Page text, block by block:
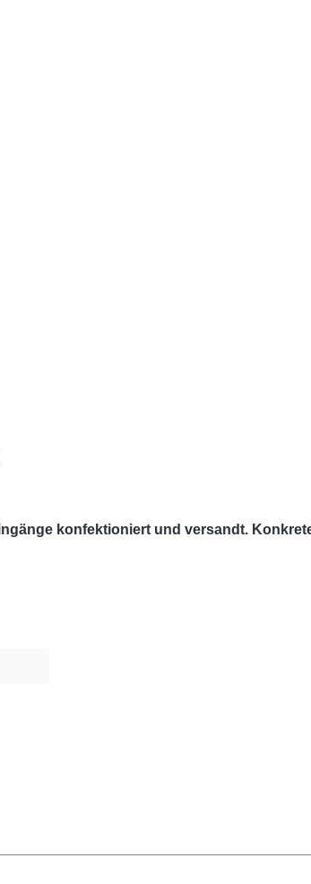
konfektioniert und versandt.